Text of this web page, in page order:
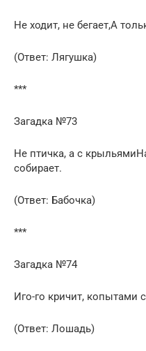
Не ходит, не бегает,А
(Ответ: Лягушка)
***
Загадка №73
Не птичка, а с
собирает.
(Ответ: Бабочка)
***
Загадка №74
Иго-го кричит, копытами
(Ответ: Лошадь)